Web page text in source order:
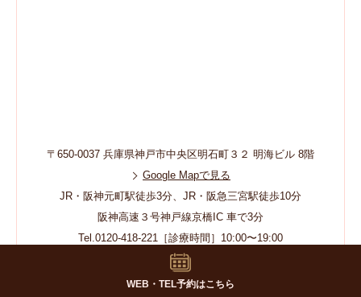
〒650-0037 兵庫県神戸市中央区明石町３２ 明海ビル 8階
Google Mapで見る
JR・阪神元町駅徒歩3分、JR・阪急三宮駅徒歩10分
阪神高速３号神戸線京橋IC 車で3分
Tel.0120-418-221［診療時間］10:00〜19:00
治療の最終受付時間は18時です
WEB・TEL予約はこちら